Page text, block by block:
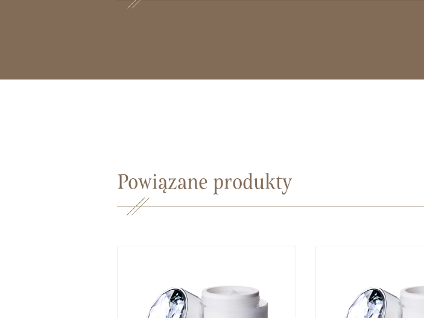
Powiązane produkty